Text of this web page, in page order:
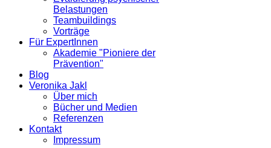
Belastungen
Teambuildings
Vorträge
Für ExpertInnen
Akademie "Pioniere der
Prävention"
Blog
Veronika Jakl
Über mich
Bücher und Medien
Referenzen
Kontakt
Impressum